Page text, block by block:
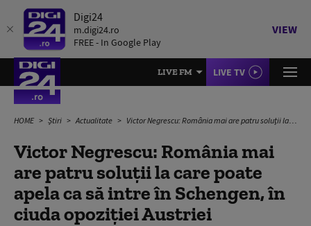
Digi24
m.digi24.ro
FREE - In Google Play
VIEW
LIVE FM LIVE TV
HOME Știri Actualitate Victor Negrescu: România mai are patru soluții la care poate apela ca să intre în Schengen, în ciuda opoziției Austriei
Victor Negrescu: România mai
are patru soluții la care poate
apela ca să intre în Schengen, în
ciuda opoziției Austriei